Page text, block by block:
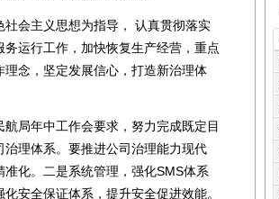
会主义思想为指导， 认真贯彻落实
运行工作，加快恢复生产经营，重点
念，坚定发展信心，打造新治理体
局年中工作会要求，努力完成既定目
理体系。要推进公司治理能力现代
化。二是系统管理，强化SMS体系
安全保证体系，提升安全促进效能。